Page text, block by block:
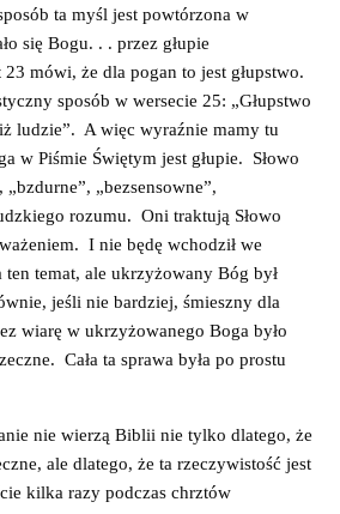
ta myśl jest powtórzona w
się Bogu. . . przez głupie
mówi, że dla pogan to jest głupstwo.
sposób w wersecie 25: „Głupstwo
ludzie”. A więc wyraźnie mamy tu
w Piśmie Świętym jest głupie. Słowo
„bezsensowne”,
rozumu. Oni traktują Słowo
I nie będę wchodził we
ten temat, ale ukrzyżowany Bóg był
jeśli nie bardziej, śmieszny dla
wiarę w ukrzyżowanego Boga było
Cała ta sprawa była po prostu
nie wierzą Biblii nie tylko dlatego, że
ale dlatego, że ta rzeczywistość jest
kilka razy podczas chrztów